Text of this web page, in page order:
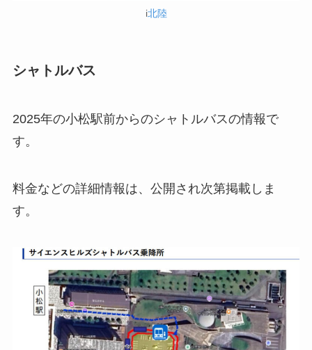
i北陸
シャトルバス
2025年の小松駅前からのシャトルバスの情報で
す。
料金などの詳細情報は、公開され次第掲載しま
す。